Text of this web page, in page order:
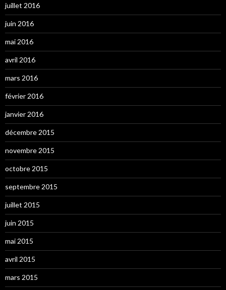
juillet 2016
juin 2016
mai 2016
avril 2016
mars 2016
février 2016
janvier 2016
décembre 2015
novembre 2015
octobre 2015
septembre 2015
juillet 2015
juin 2015
mai 2015
avril 2015
mars 2015